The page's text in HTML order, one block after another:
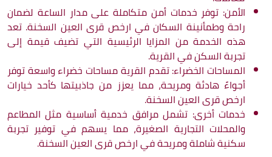
الأمن: توفر خدمات أمن متكاملة على مدار الساعة لضمان
راحة وطمأنينة السكان في ارخص قرى العين السخنة. تعد
هذه الخدمة من المزايا الرئيسية التي تضيف قيمة إلى
تجربة السكن في القرية.
المساحات الخضراء: تقدم القرية مساحات خضراء واسعة توفر
أجواءً هادئة ومريحة، مما يعزز من جاذبيتها كأحد خيارات
ارخص قرى العين السخنة.
خدمات أخرى: تشمل مرافق خدمية أساسية مثل المطاعم
والمحلات التجارية الصغيرة، مما يسهم في توفير تجربة
سكنية شاملة ومريحة في ارخص قرى العين السخنة.